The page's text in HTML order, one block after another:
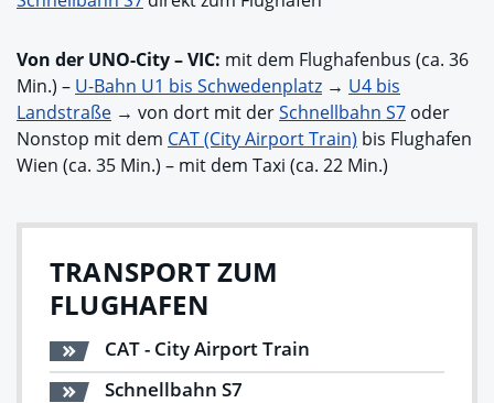
Von der UNO-City – VIC: mit dem Flughafenbus (ca. 36
Min.) – U-Bahn U1 bis Schwedenplatz → U4 bis
Landstraße → von dort mit derSchnellbahn S7 oder
Nonstop mit dem CAT (City Airport Train) bis Flughafen
Wien (ca. 35 Min.) – mit dem Taxi (ca. 22 Min.)
TRANSPORT ZUM
FLUGHAFEN
CAT - City Airport Train
Schnellbahn S7